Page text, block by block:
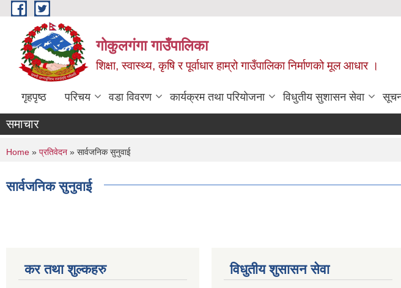
Skip to main content
गोकुलगंगा गाउँपालिका
शिक्षा, स्वास्थ्य, कृषि र पूर्वाधार हाम्रो गाउँपालिका निर्माणको मूल आधार ।
गृहपृष्ठ परिचय वडा विवरण कार्यक्रम तथा परियोजना विधुतीय सुशासन सेवा
समाचार
You are here
Home » प्रतिवेदन » सार्वजनिक सुनुवाई
सार्वजनिक सुनुवाई
कर तथा शुल्कहरु विधुतीय शुसासन सेवा